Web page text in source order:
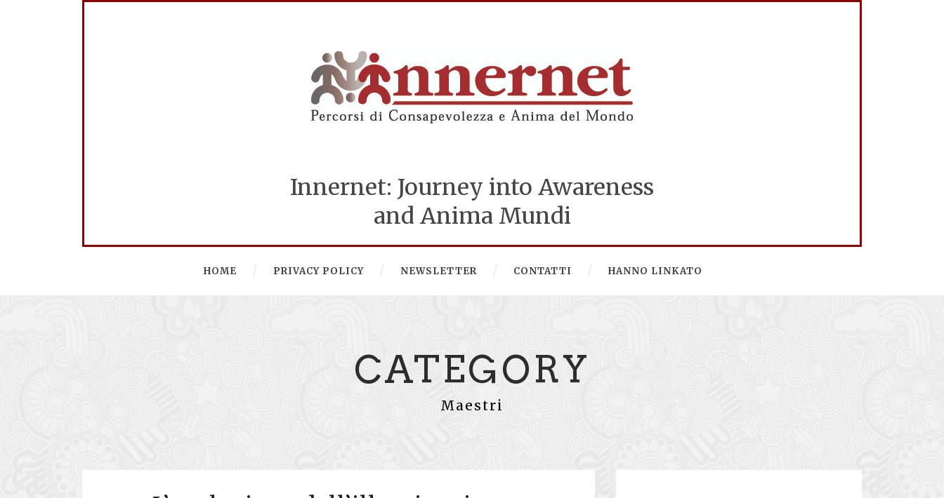
Innernet: Journey into Awareness
and Anima Mundi
HOME PRIVACY POLICY NEWSLETTER CONTATTI HANNO LINKATO
CATEGORY
Maestri